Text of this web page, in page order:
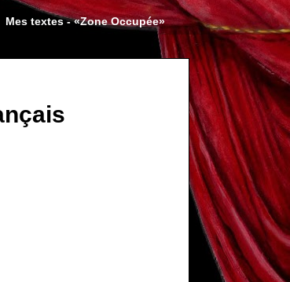
Mes textes - «Zone Occupée»